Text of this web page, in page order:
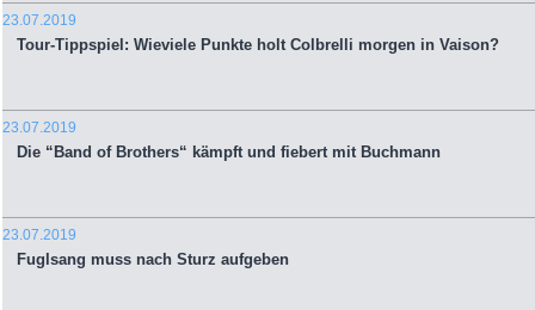
23.07.2019
Tour-Tippspiel: Wieviele Punkte holt Colbrelli morgen in Vaison?
23.07.2019
Die “Band of Brothers“ kämpft und fiebert mit Buchmann
23.07.2019
Fuglsang muss nach Sturz aufgeben